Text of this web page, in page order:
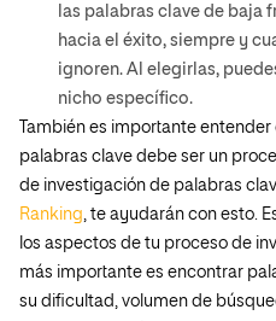
las palabras clave de baja
hacia el éxito, siempre y
ignoren. Al elegirlas,
nicho específico.
También es importante
palabras clave debe ser un
de investigación de palabras
Ranking, te ayudarán con esto.
los aspectos de tu proceso de
más importante es encontrar
su dificultad, volumen de